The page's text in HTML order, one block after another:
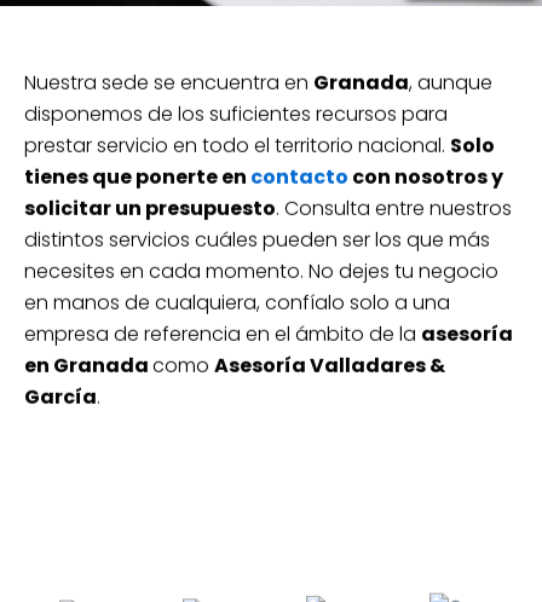
Nuestra sede se encuentra en Granada, aunque
disponemos de los suficientes recursos para
prestar servicio en todo el territorio nacional. Solo
tienes que ponerte en contacto con nosotros y
solicitar un presupuesto. Consulta entre nuestros
distintos servicios cuáles pueden ser los que más
necesites en cada momento. No dejes tu negocio
en manos de cualquiera, confíalo solo a una
empresa de referencia en el ámbito de la asesoría
en Granadacomo Asesoría Valladares &
García.